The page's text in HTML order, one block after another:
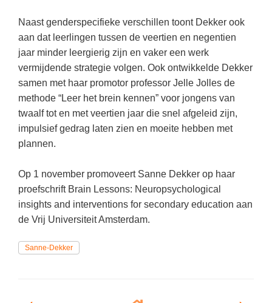
Scheikunde
Sociale vaardigheden
Spaans
Studievaardigheden
Topografie
Verzorging
THEMA'S
Budgetteren
Media
Nederlands
Sociale vaardigheden
Studievaardigheden
Taalvaardigheden
LESMATERIAAL
Beeldende Vorming
Biologie
Geld PO
Naast genderspecifieke verschillen toont Dekker ook
aan dat leerlingen tussen de veertien en negentien
jaar minder leergierig zijn en vaker een werk
vermijdende strategie volgen. Ook ontwikkelde Dekker
samen met haar promotor professor Jelle Jolles de
methode “Leer het brein kennen” voor jongens van
twaalf tot en met veertien jaar die snel afgeleid zijn,
impulsief gedrag laten zien en moeite hebben met
plannen.
Op 1 november promoveert Sanne Dekker op haar
proefschrift Brain Lessons: Neuropsychological
insights and interventions for secondary education aan
de Vrij Universiteit Amsterdam.
Sanne-Dekker